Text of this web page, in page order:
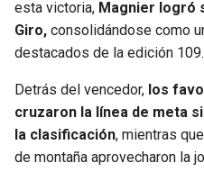
esta victoria, Magnier logró
Giro, consolidándose como
destacados de la edición 109.
Detrás del vencedor, los
cruzaron la línea de meta
la clasificación, mientras
de montaña aprovecharon la